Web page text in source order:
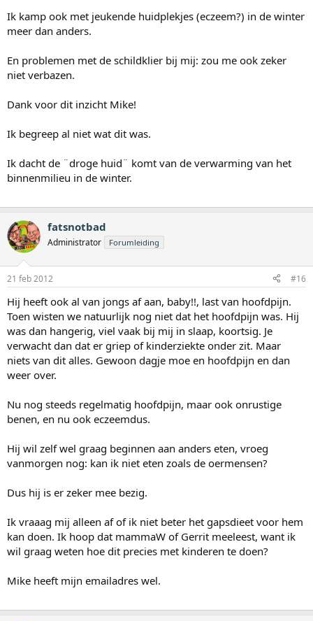
Ik kamp ook met jeukende huidplekjes (eczeem?) in de winter
meer dan anders.
En problemen met de schildklier bij mij: zou me ook zeker
niet verbazen.
Dank voor dit inzicht Mike!
Ik begreep al niet wat dit was.
Ik dacht de ¨droge huid¨ komt van de verwarming van het
binnenmilieu in de winter.
fatsnotbad
Administrator Forumleiding
21 feb 2012 #16
Hij heeft ook al van jongs af aan, baby!!, last van hoofdpijn.
Toen wisten we natuurlijk nog niet dat het hoofdpijn was. Hij
was dan hangerig, viel vaak bij mij in slaap, koortsig. Je
verwacht dan dat er griep of kinderziekte onder zit. Maar
niets van dit alles. Gewoon dagje moe en hoofdpijn en dan
weer over.
Nu nog steeds regelmatig hoofdpijn, maar ook onrustige
benen, en nu ook eczeemdus.
Hij wil zelf wel graag beginnen aan anders eten, vroeg
vanmorgen nog: kan ik niet eten zoals de oermensen?
Dus hij is er zeker mee bezig.
Ik vraaag mij alleen af of ik niet beter het gapsdieet voor hem
kan doen. Ik hoop dat mammaW of Gerrit meeleest, want ik
wil graag weten hoe dit precies met kinderen te doen?
Mike heeft mijn emailadres wel.